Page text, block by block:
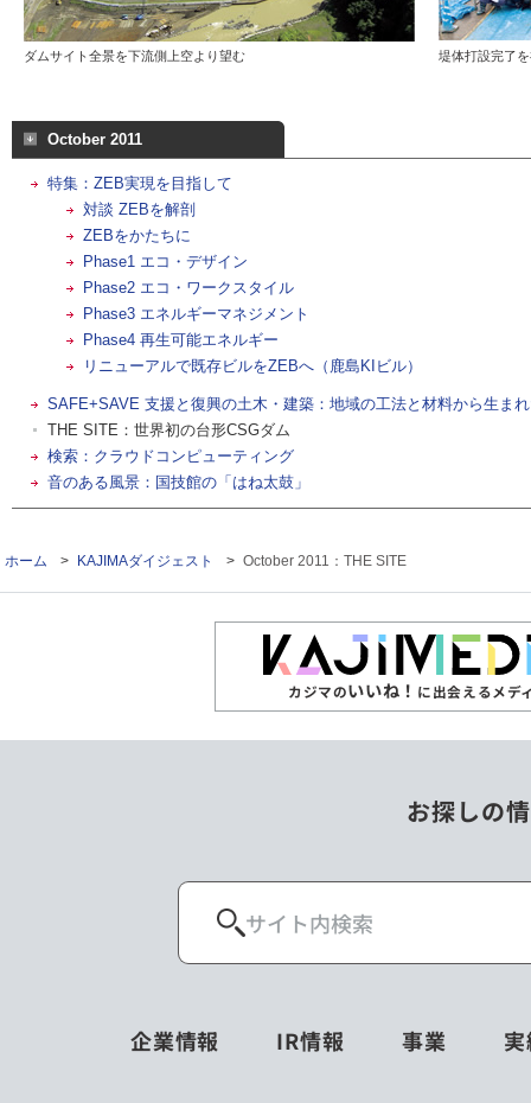
ダムサイト全景を下流側上空より望む 堤体打設完了
October 2011
特集：ZEB実現を目指して
対談 ZEBを解剖
ZEBをかたちに
Phase1 エコ・デザイン
Phase2 エコ・ワークスタイル
Phase3 エネルギーマネジメント
Phase4 再生可能エネルギー
リニューアルで既存ビルをZEBへ（鹿島KIビル）
SAFE+SAVE 支援と復興の土木・建築：地域の工法と材料から生ま
THE SITE：世界初の台形CSGダム
検索：クラウドコンピューティング
音のある風景：国技館の「はね太鼓」
ホーム > KAJIMAダイジェスト > October 2011：THE SITE
カジマのいいね！ に出会えるメデ
お探しの
企業情報 IR情報 事業